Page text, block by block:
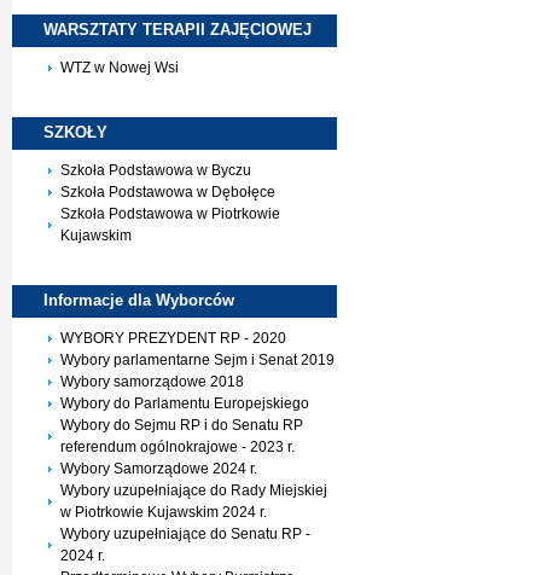
WARSZTATY TERAPII ZAJĘCIOWEJ
WTZ w Nowej Wsi
SZKOŁY
Szkoła Podstawowa w Byczu
Szkoła Podstawowa w Dębołęce
Szkoła Podstawowa w Piotrkowie
Kujawskim
Informacje dla Wyborców
WYBORY PREZYDENT RP - 2020
Wybory parlamentarne Sejm i Senat 2019
Wybory samorządowe 2018
Wybory do Parlamentu Europejskiego
Wybory do Sejmu RP i do Senatu RP
referendum ogólnokrajowe - 2023 r.
Wybory Samorządowe 2024 r.
Wybory uzupełniające do Rady Miejskiej
w Piotrkowie Kujawskim 2024 r.
Wybory uzupełniające do Senatu RP -
2024 r.